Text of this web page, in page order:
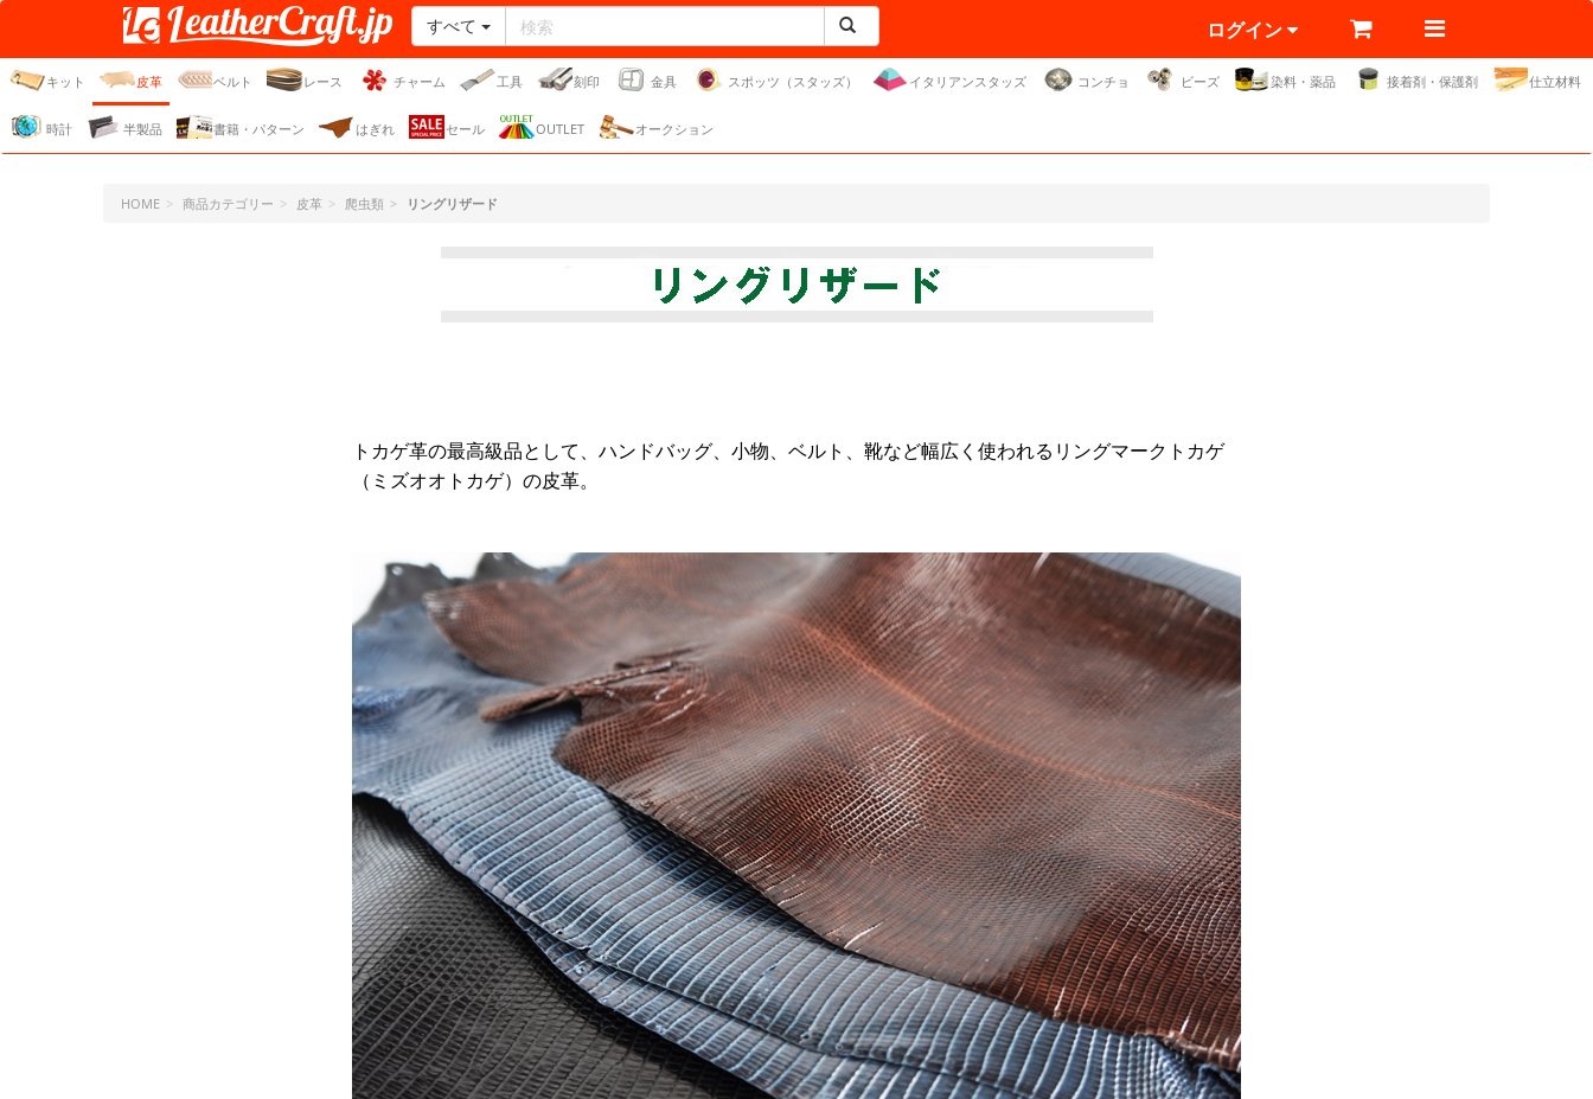
レザークラフト・ドット・
ジェーピー
すべて ログイン
キット 皮革 ベルト レース チャーム 工具 刻印 金具 スポッツ（スタッズ） イタリアンスタッズ コンチョ ビーズ 染料・薬品 接着剤・保護剤 仕立材料
時計 半製品 書籍・パターン はぎれ セール OUTLET オークション
HOME 商品カテゴリー 皮革 爬虫類 リングリザード
トカゲ革の最高級品として、ハンドバッグ、小物、ベルト、靴など幅広く使われるリングマークトカゲ
（ミズオオトカゲ）の皮革。